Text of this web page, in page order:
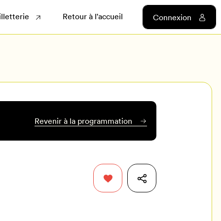
Retour à l'accueil Connexion
Revenir à la programmation